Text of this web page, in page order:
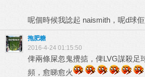
呢個時候我諗起 naismith，呢d球
拖肥糖
2016-4-24 01:15:50
俾兩條屎忽鬼攪掂，俾LVG謀殺足
頻，愈睇愈火